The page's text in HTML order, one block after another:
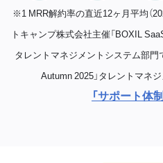
※1 MRR解約率の直近12ヶ月平均（
トキャンプ株式会社主催「BOXIL
タレントマネジメントシステム部門
Autumn 2025」タレントマネ
「サポート体